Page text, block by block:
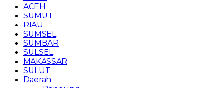
ACEH
SUMUT
RIAU
SUMSEL
SUMBAR
SULSEL
MAKASSAR
SULUT
Daerah